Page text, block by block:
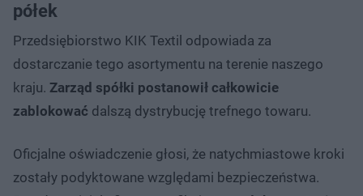
półek
Przedsiębiorstwo KIK Textil odpowiada za
dostarczanie tego asortymentu na terenie naszego
kraju. Zarząd spółki postanowił całkowicie
zablokować dalszą dystrybucję trefnego towaru.
Oficjalne oświadczenie głosi, że natychmiastowe kroki
zostały podyktowane względami bezpieczeństwa.